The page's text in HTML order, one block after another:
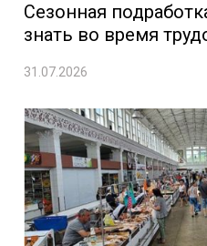
Сезонная
знать во время
31.07.2026